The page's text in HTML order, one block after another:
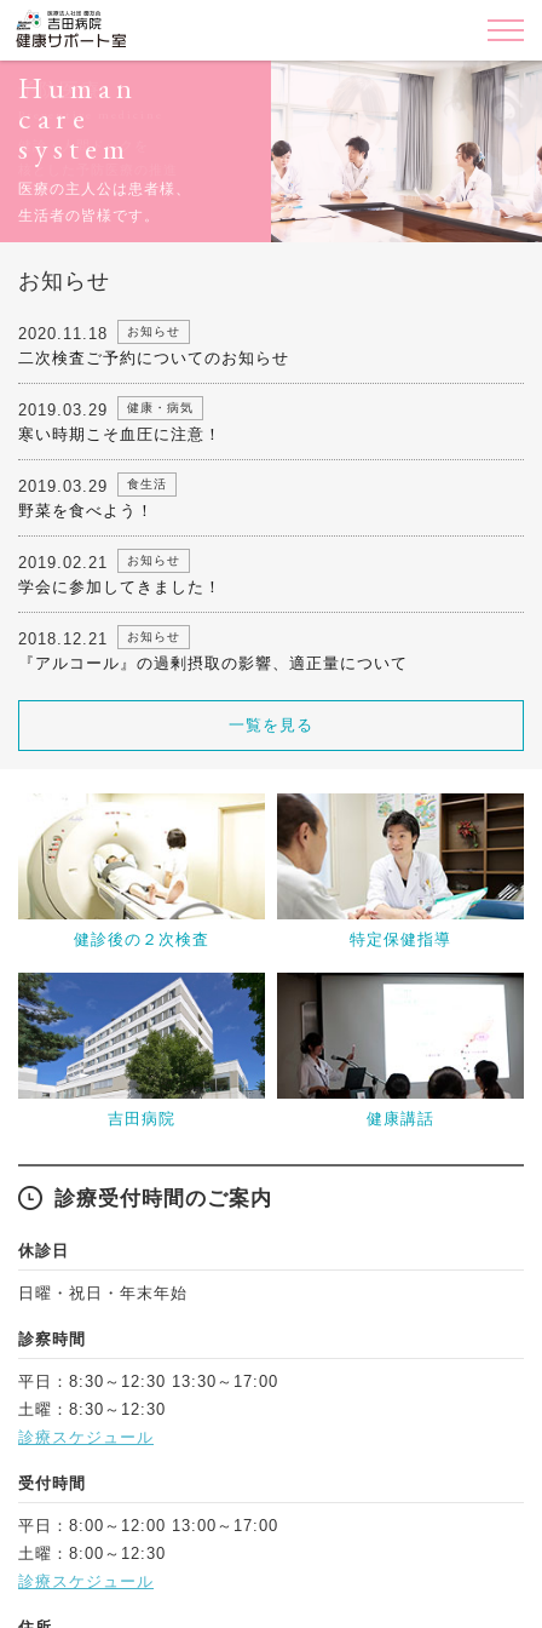
Human
care
system
Preventive medicine
2020.11.18 お知らせ
二次検査ご予約についてのお知らせ
2019.03.29 健康・病気
寒い時期こそ血圧に注意！
2019.03.29 食生活
野菜を食べよう！
2019.02.21 お知らせ
学会に参加してきました！
2018.12.21 お知らせ
『アルコール』の過剰摂取の影響、適正量について
一覧を見る
健診後の２次検査 特定保健指導
吉田病院 健康講話
診療受付時間のご案内
休診日
日曜・祝日・年末年始
診察時間
平日：8:30～12:30 13:30～17:00
土曜：8:30～12:30
診療スケジュール
受付時間
平日：8:00～12:00 13:00～17:00
土曜：8:00～12:30
診療スケジュール